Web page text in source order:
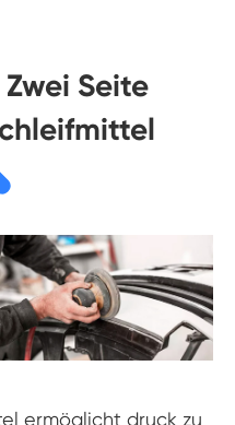
Seite
ermöglicht druck zu